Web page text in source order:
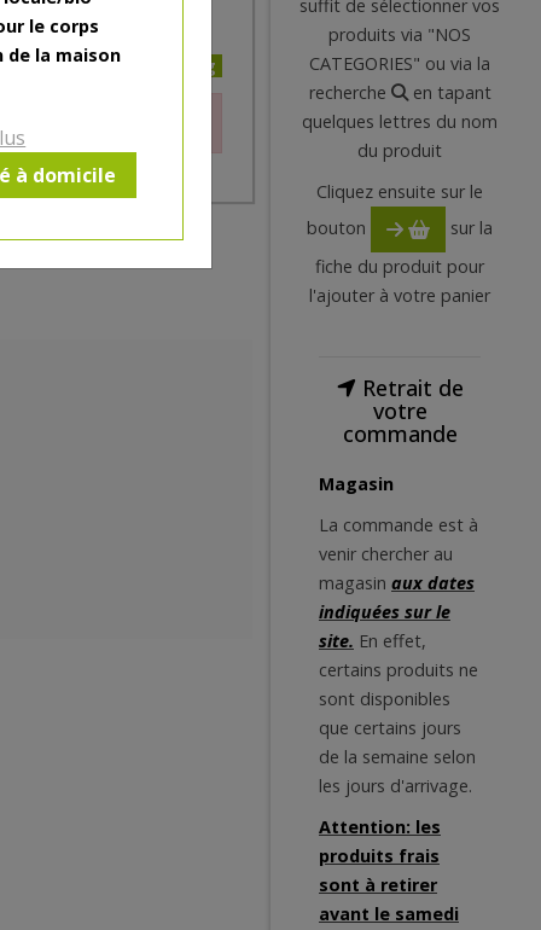
le corps
de la maison
à domicile
1.62€/kg
suffit de sélectionner vos
produits via "NOS
CATEGORIES" ou via la
recherche
en tapant
quelques lettres du nom
du produit
Cliquez ensuite sur le
bouton
sur la
fiche du produit pour
l'ajouter à votre panier
Retrait de
votre
commande
Magasin
La commande est à
venir chercher au
magasin aux dates
indiquées sur le
site. En effet,
certains produits ne
sont disponibles
que certains jours
de la semaine selon
les jours d'arrivage.
Attention: les
produits frais
sont à retirer
avant le samedi